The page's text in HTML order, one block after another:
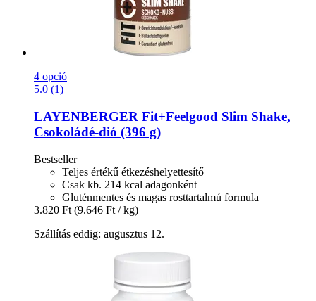
4 opció
5.0 (1)
LAYENBERGER Fit+Feelgood Slim Shake,
Csokoládé-​dió (396 g)
Bestseller
Teljes értékű étkezéshelyettesítő
Csak kb. 214 kcal adagonként
Gluténmentes és magas rosttartalmú formula
3.820 Ft (9.646 Ft / kg)
Szállítás eddig: augusztus 12.